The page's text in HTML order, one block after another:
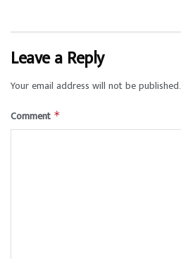
Leave a Reply
Your email address will not be published.
Comment *